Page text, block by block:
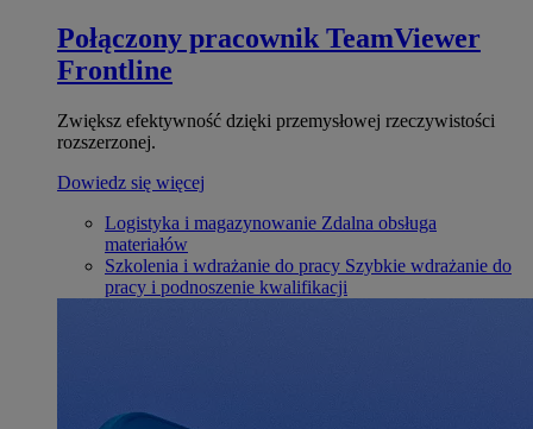
Połączony pracownik TeamViewer
Frontline
Zwiększ efektywność dzięki przemysłowej rzeczywistości
rozszerzonej.
Dowiedz się więcej
Logistyka i magazynowanie Zdalna obsługa
materiałów
Szkolenia i wdrażanie do pracy Szybkie wdrażanie do
pracy i podnoszenie kwalifikacji